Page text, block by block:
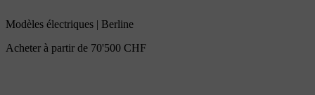
Modèles électriques | Berline
Acheter à partir de 70'500 CHF